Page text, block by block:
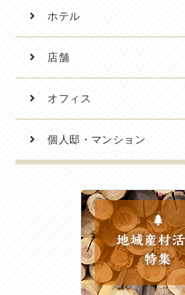
ホテル
店舗
オフィス
個人邸・マンション